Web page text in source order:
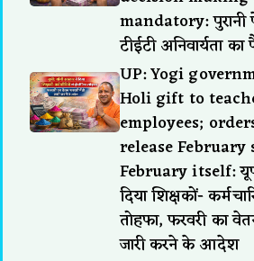
mandatory:
टीईटी अनिवार्यता
UP: Yogi
Holi gift to
employees;
release
February itself:
दिया शिक्षकों-
तोहफा, फरवरी का
जारी करने के आदेश